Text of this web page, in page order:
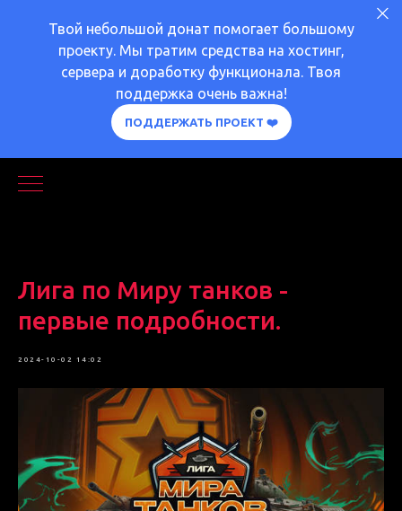
Твой небольшой донат помогает большому
проекту. Мы тратим средства на хостинг,
сервера и доработку функционала. Твоя
поддержка очень важна!
ПОДДЕРЖАТЬ ПРОЕКТ ❤️
Лига по Миру танков -
первые подробности.
2024-10-02 14:02